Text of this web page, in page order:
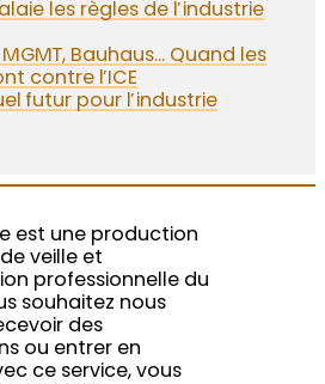
les règles de l’industrie
MGMT, Bauhaus… Quand les
contre l’ICE
futur pour l’industrie
est une production
veille et
professionnelle du
souhaitez nous
des
ou entrer en
ce service, vous